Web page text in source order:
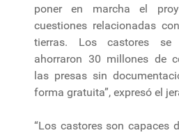
poner en marcha el
cuestiones relacionadas
tierras. Los castores
ahorraron 30 millones de
las presas sin
forma gratuita”, expresó el
“Los castores son capaces